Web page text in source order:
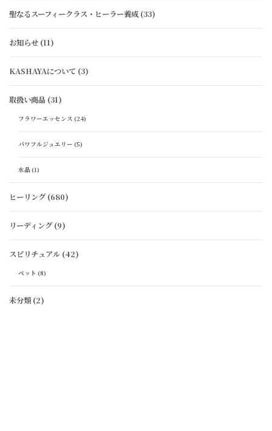
聖なるスーフィークラス・ヒーラー養成 (33)
お知らせ (11)
KASHAYAについて (3)
取扱い商品 (31)
フラワーエッセンス (24)
パワフルジュエリー (5)
水晶(1)
ヒーリング(680)
リーディング(9)
スピリチュアル (42)
ペット (8)
未分類 (2)